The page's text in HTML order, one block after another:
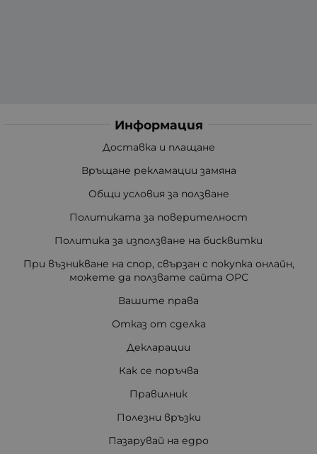
Информация
Доставка и плащане
Връщане рекламации замяна
Общи условия за ползване
Политиката за поверителност
Политика за използване на бисквитки
При възникване на спор, свързан с покупка онлайн,
можете да ползвате сайта ОРС
Вашите права
Отказ от сделка
Декларации
Как се поръчва
Правилник
Полезни връзки
Пазарувай на едро